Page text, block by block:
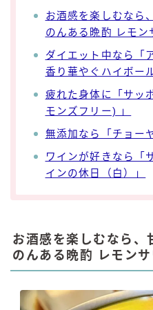
お酒感を楽しむなら
のんある晩酌 レモン
ダイエット中なら「
香り華やぐハイボー
疲れた身体に「サッ
モンズフリー) 」
無添加なら「チョー
ワインが好きなら「
インの休日（白）」
お酒感を楽しむなら、
のんある晩酌 レモンサ